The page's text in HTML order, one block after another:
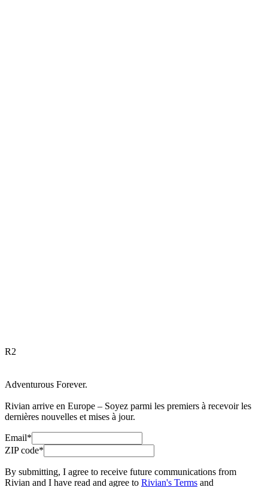
R2
Adventurous Forever.
Rivian arrive en Europe – Soyez parmi les premiers à recevoir les
dernières nouvelles et mises à jour.
Email*
ZIP code*
By submitting, I agree to receive future communications from
Rivian and I have read and agree to Rivian's Terms and